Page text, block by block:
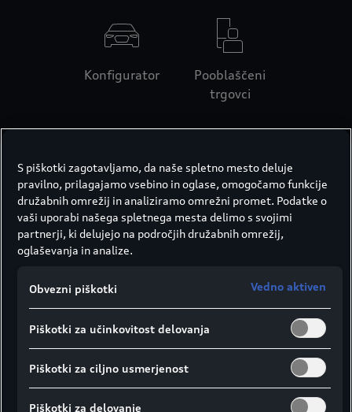
Konfigurator
Pooblaščeni
trgovci
S piškotki zagotavljamo, da naše spletno mesto deluje
pravilno, prilagajamo vsebino in oglase, omogočamo funkcije
družabnih omrežij in analiziramo omrežni promet. Podatke o
vaši uporabi našega spletnega mesta delimo s svojimi
partnerji, ki delujejo na področjih družabnih omrežij,
oglaševanja in analize.
Obvezni piškotki Vedno aktiven
Piškotki za učinkovitost delovanja
Piškotki za ciljno usmerjenost
Piškotki za delovanje